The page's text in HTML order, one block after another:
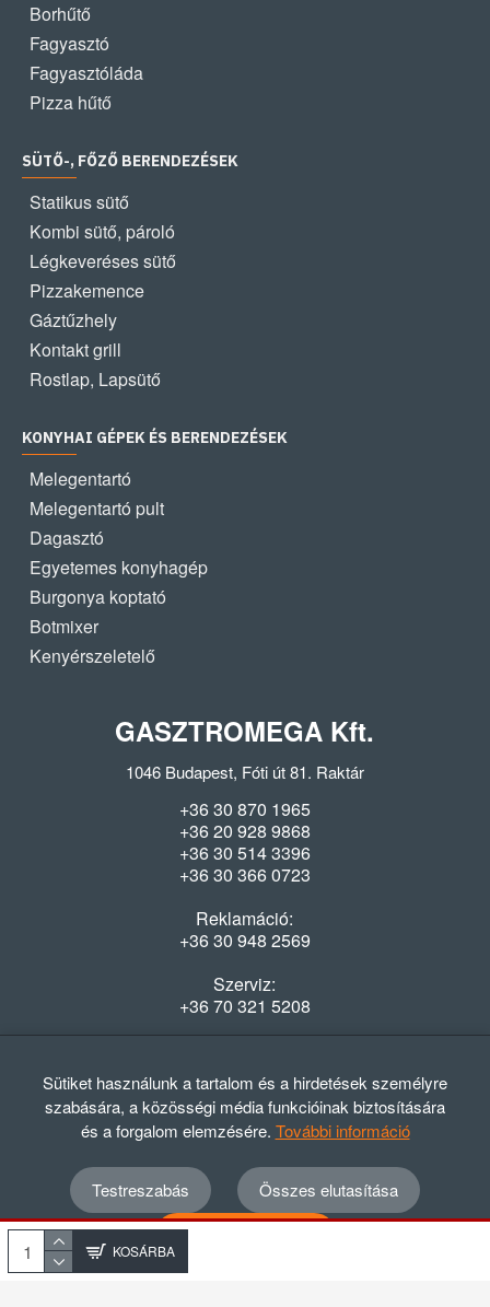
KOSÁRBA
Borhűtő
Fagyasztó
Fagyasztóláda
Pizza hűtő
SÜTŐ-, FŐZŐ BERENDEZÉSEK
Statikus sütő
Kombi sütő, pároló
Légkeveréses sütő
Pizzakemence
Gáztűzhely
Kontakt grill
Rostlap, Lapsütő
KONYHAI GÉPEK ÉS BERENDEZÉSEK
Melegentartó
Melegentartó pult
Dagasztó
Egyetemes konyhagép
Burgonya koptató
Botmixer
Kenyérszeletelő
GASZTROMEGA Kft.
1046 Budapest, Fóti út 81. Raktár
+36 30 870 1965
+36 20 928 9868
+36 30 514 3396
+36 30 366 0723
Reklamáció:
+36 30 948 2569
Szerviz:
+36 70 321 5208
Hétfő-Péntek: 08:00-16:30
© 2012 - 2024 GASZTRΩMEGA Kft.
Adatvédelmi szabályzat
ÁSZF
Elállási nyilatkozat
Sütiket használunk a tartalom és a hirdetések személyre
szabására, a közösségi média funkcióinak biztosítására
és a forgalom elemzésére. További információ
Testreszabás
Összes elutasítása
Összes elfogadása